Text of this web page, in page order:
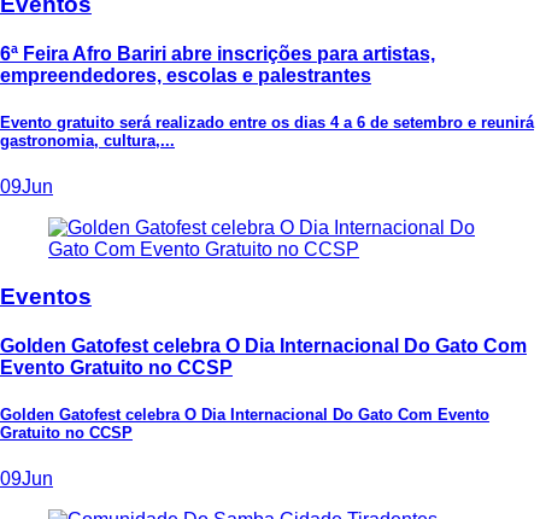
6ª Feira Afro Bariri abre inscrições para artistas,
empreendedores, escolas e palestrantes
Evento gratuito será realizado entre os dias 4 a 6 de setembro e reunirá
gastronomia, cultura,...
09Jun
Eventos
Golden Gatofest celebra O Dia Internacional Do Gato Com
Evento Gratuito no CCSP
Golden Gatofest celebra O Dia Internacional Do Gato Com Evento
Gratuito no CCSP
09Jun